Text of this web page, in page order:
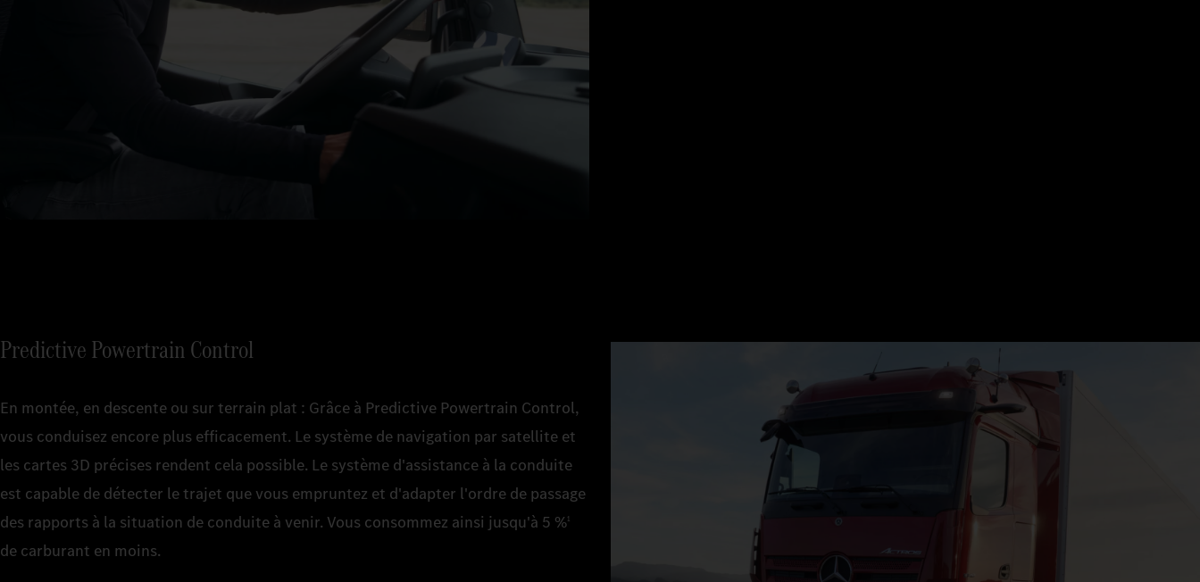
Predictive Powertrain Control
En montée, en descente ou sur terrain plat : Grâce à Predictive Powertrain Control,
vous conduisez encore plus efficacement. Le système de navigation par satellite et
les cartes 3D précises rendent cela possible. Le système d'assistance à la conduite
est capable de détecter le trajet que vous empruntez et d'adapter l'ordre de passage
des rapports à la situation de conduite à venir. Vous consommez ainsi jusqu'à 5 %1
de carburant en moins.